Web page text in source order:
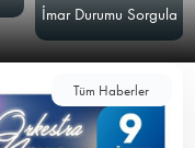
İmar Durumu Sorgula
Tüm Haberler